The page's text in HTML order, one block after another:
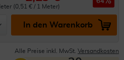
(0,51 € / 1 Meter)
In den Warenkorb
Alle Preise inkl. MwSt. Versandkosten